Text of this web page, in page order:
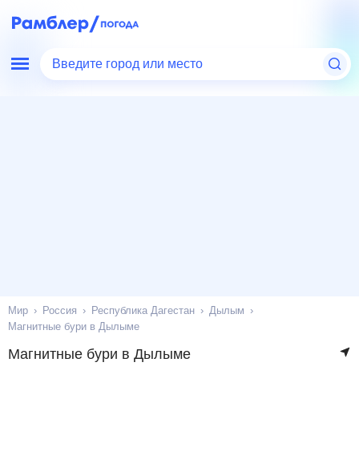
Введите город или место
Мир Россия Республика Дагестан
Дылым
Магнитные бури в Дылыме
Магнитные бури в Дылыме